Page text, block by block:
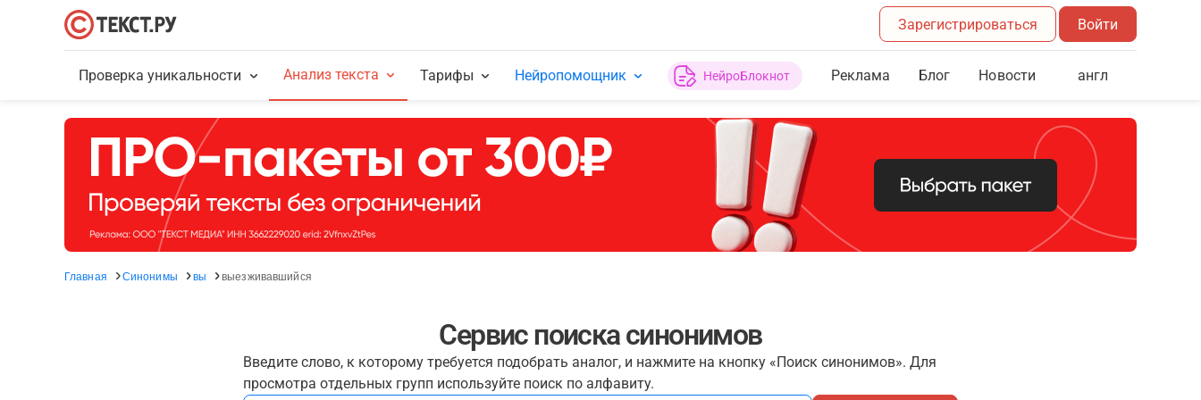
Зарегистрироваться Войти
Проверка уникальности Анализ текста Тарифы Нейропомощник НейроБлокнот Реклама Блог Новости англ
Главная Синонимы вы выезживавшийся
Сервис поиска синонимов
Введите слово, к которому требуется подобрать аналог, и нажмите на кнопку «Поиск синонимов». Для
просмотра отдельных групп используйте поиск по алфавиту.